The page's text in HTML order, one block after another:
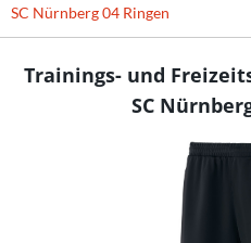
SC Nürnberg 04 Ringen
Trainings- und
SC